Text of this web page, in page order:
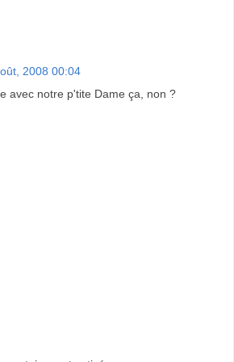
2008 00:04
avec notre p'tite Dame ça, non ?